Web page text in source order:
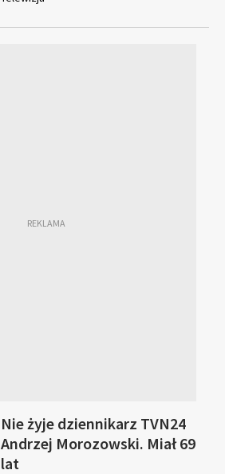
Nie żyje dziennikarz TVN24
Andrzej Morozowski. Miał 69
lat